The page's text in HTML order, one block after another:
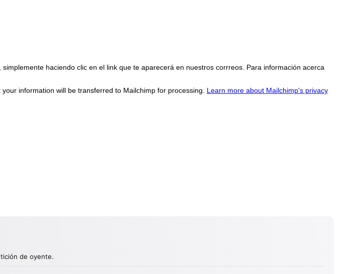
haciendo clic en el link que te aparecerá en nuestros corrreos. Para información acerca
information will be transferred to Mailchimp for processing. Learn more about Mailchimp's privacy